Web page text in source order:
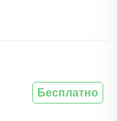
Бесплатно